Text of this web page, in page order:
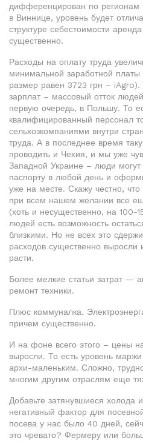
дифференцирован по
в Виннице, уровень будет
структуре себестоимости
существенно.
Расходы на оплату труда
минимальной заработной платы
размер равен 3723 грн –
зарплат – массовый отток
первую очередь, в Польшу. То
квалифицированный персонал
сельхозкомпаниями внутри
труда. А в последнее время
проводить и Чехия, и мы уже
Западной Украине – люди могут
паспорту в любой день и
уже на месте. Скажу честно,
при всем нашем желании все
(хоть и несущественно, на 100-
людей есть возможность
близкими. Но не всех это
расходов существенно
расти.
Более мелкие статьи затрат —
ремонт техники.
Плюс коммуналка.
причем существенно.
И на фоне всего этого – цены
выросли. То есть уровень
архи-маленьким. Сложно,
многим другим отраслям еще
Добавьте затянувшиеся холода
негативный фактор для
посева у нас было 40 дней,
это чревато? Фермеру или